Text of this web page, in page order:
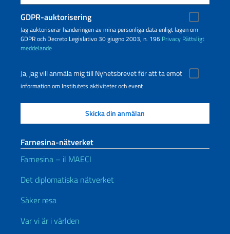
GDPR-auktorisering
Jag auktoriserar handeringen av mina personliga data enligt lagen om
GDPR och Decreto Legislativo 30 giugno 2003, n. 196 Privacy Rättsligt
meddelande
Ja, jag vill anmäla mig till Nyhetsbrevet för att ta emot
information om Institutets aktiviteter och event
Farnesina-nätverket
Farnesina – il MAECI
Det diplomatiska nätverket
Säker resa
Var vi är i världen